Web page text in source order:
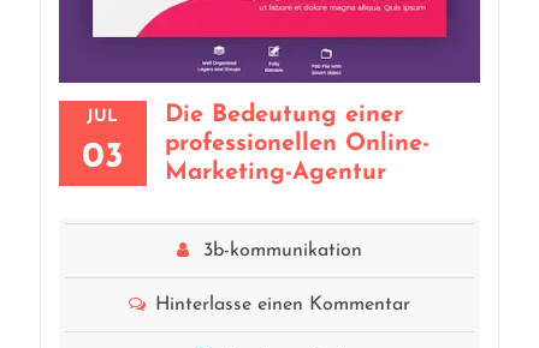
JUL
03
Die Bedeutung einer
professionellen Online-
Marketing-Agentur
3b-kommunikation
Hinterlasse einen Kommentar